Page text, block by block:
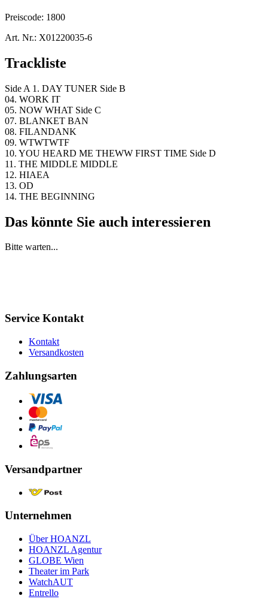
Preiscode: 1800
Art. Nr.: X01220035-6
Trackliste
Side A 1. DAY TUNER Side B
04. WORK IT
05. NOW WHAT Side C
07. BLANKET BAN
08. FILANDANK
09. WTWTWTF
10. YOU HEARD ME THEWW FIRST TIME Side D
11. THE MIDDLE MIDDLE
12. HIAEA
13. OD
14. THE BEGINNING
Das könnte Sie auch interessieren
Bitte warten...
Service Kontakt
Kontakt
Versandkosten
Zahlungsarten
Versandpartner
Unternehmen
Über HOANZL
HOANZL Agentur
GLOBE Wien
Theater im Park
WatchAUT
Entrello